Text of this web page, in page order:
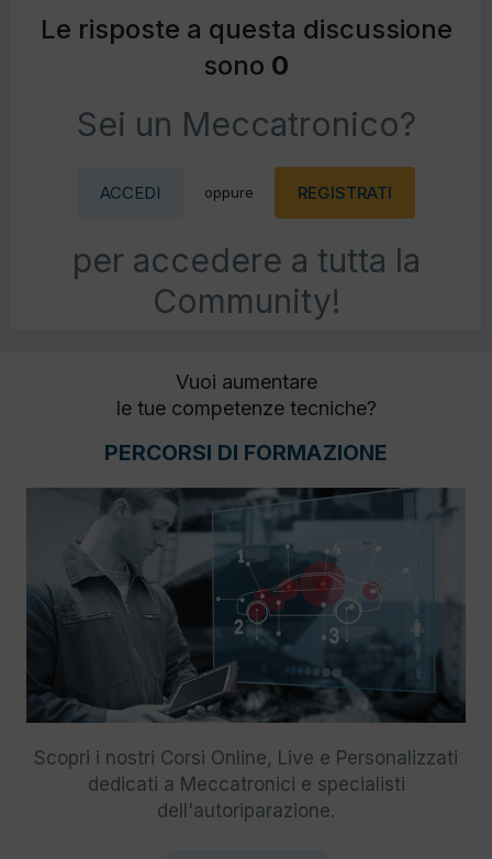
Le risposte a questa discussione
sono 0
Sei un Meccatronico?
ACCEDI oppure REGISTRATI
per accedere a tutta la
Community!
Vuoi aumentare
le tue competenze tecniche?
PERCORSI DI FORMAZIONE
Scopri i nostri Corsi Online, Live e Personalizzati
dedicati a Meccatronici e specialisti
dell'autoriparazione.